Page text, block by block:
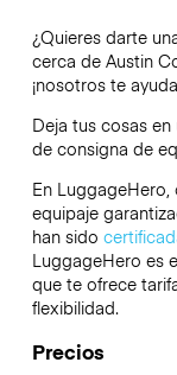
¿Quieres darte
cerca de Austin
¡nosotros te
Deja tus cosas
de consigna de
En
equipaje
han sido
LuggageHero es
que te ofrece
flexibilidad.
Precios